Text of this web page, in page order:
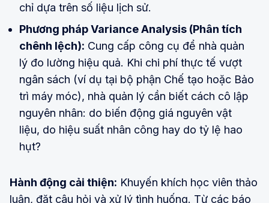
chỉ dựa trên số liệu lịch sử.
Phương pháp Variance Analysis (Phân tích
chênh lệch): Cung cấp công cụ để nhà quản
lý đo lường hiệu quả. Khi chi phí thực tế vượt
ngân sách (ví dụ tại bộ phận Chế tạo hoặc Bảo
trì máy móc), nhà quản lý cần biết cách cô lập
nguyên nhân: do biến động giá nguyên vật
liệu, do hiệu suất nhân công hay do tỷ lệ hao
hụt?
Hành động cải thiện: Khuyến khích học viên thảo
luận, đặt câu hỏi và xử lý tình huống. Từ các báo